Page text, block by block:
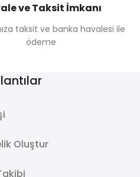
ve Taksit İmkanı
taksit ve banka havalesi ile
ödeme
Oluştur